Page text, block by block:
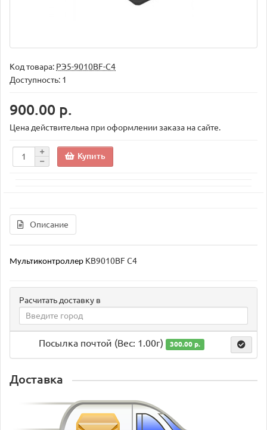
Код товара: РЭ5-9010BF-C4
Доступность: 1
900.00 р.
Цена действительна при оформлении заказа на сайте.
Купить
Описание
Мультиконтроллер KB9010BF C4
Расчитать доставку в
Посылка почтой (Вес: 1.00г) 300.00 р.
Доставка